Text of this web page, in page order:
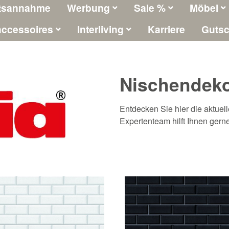
Werbung Sale %
Möbel
Interliving Karriere
Entdecken Sie hier die
Expertenteam hilft Ihnen